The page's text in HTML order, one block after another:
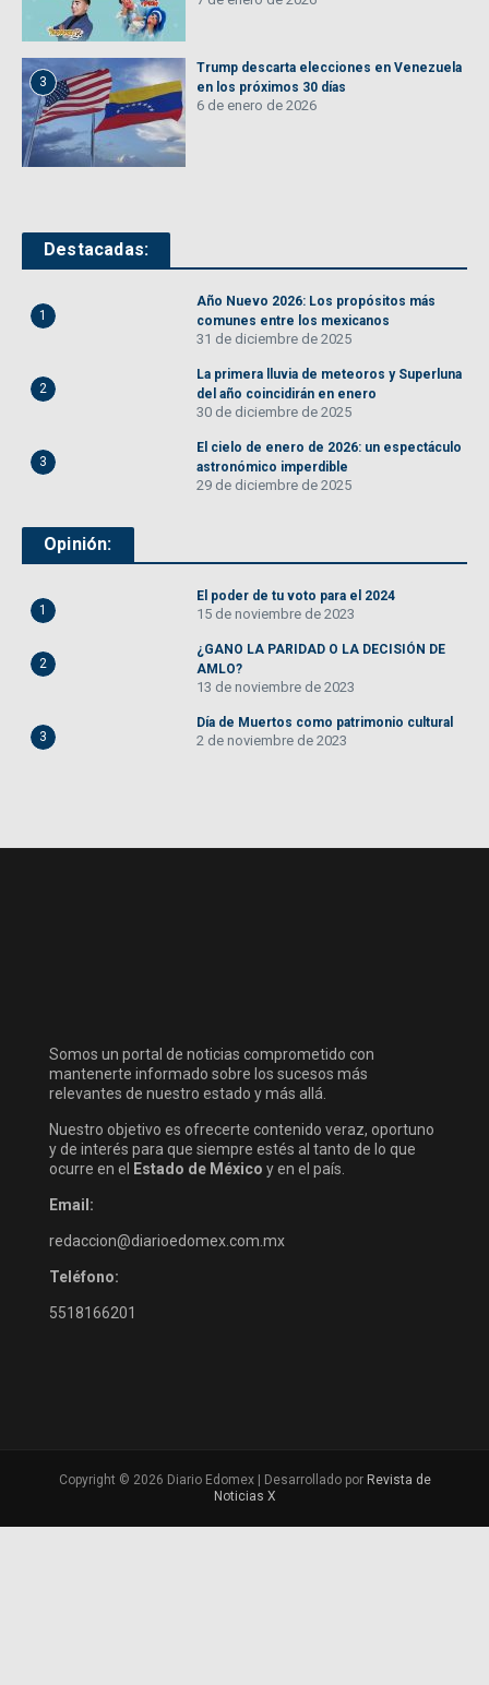
3
Trump descarta elecciones en Venezuela
en los próximos 30 días
6 de enero de 2026
Destacadas:
1
Año Nuevo 2026: Los propósitos más
comunes entre los mexicanos
31 de diciembre de 2025
2
La primera lluvia de meteoros y Superluna
del año coincidirán en enero
30 de diciembre de 2025
3
El cielo de enero de 2026: un espectáculo
astronómico imperdible
29 de diciembre de 2025
Opinión:
1
El poder de tu voto para el 2024
15 de noviembre de 2023
2
¿GANO LA PARIDAD O LA DECISIÓN DE
AMLO?
13 de noviembre de 2023
3
Día de Muertos como patrimonio cultural
2 de noviembre de 2023
Somos un portal de noticias comprometido con
mantenerte informado sobre los sucesos más
relevantes de nuestro estado y más allá.
Nuestro objetivo es ofrecerte contenido veraz, oportuno
y de interés para que siempre estés al tanto de lo que
ocurre en el
Estado de México y en el país.
Email:
redaccion@diarioedomex.com.mx
Teléfono:
5518166201
Copyright © 2026 Diario Edomex | Desarrollado por Revista de
Noticias X